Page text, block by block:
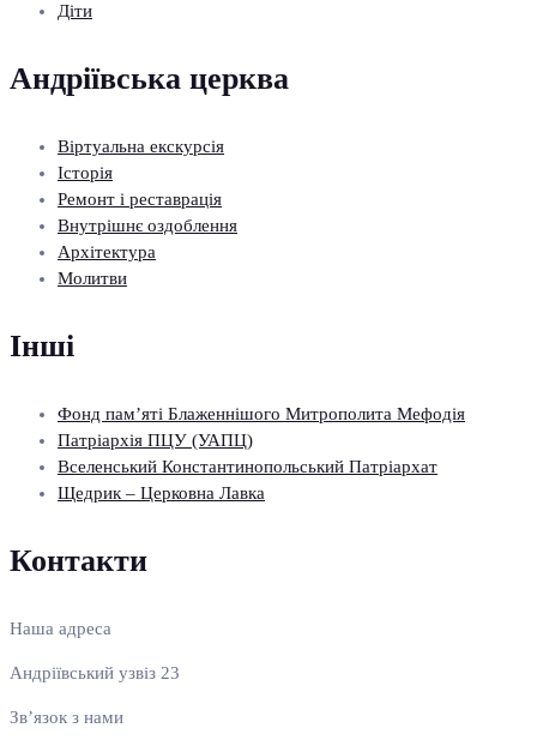
Діти
Андріївська церква
Віртуальна екскурсія
Історія
Ремонт і реставрація
Внутрішнє оздоблення
Архітектура
Молитви
Інші
Фонд пам’яті Блаженнішого Митрополита Мефодія
Патріархія ПЦУ (УАПЦ)
Вселенський Константинопольський Патріархат
Щедрик – Церковна Лавка
Контакти
Наша адреса
Андріївський узвіз 23
Зв’язок з нами